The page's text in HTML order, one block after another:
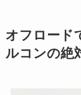
オフロード
ルコンの絶